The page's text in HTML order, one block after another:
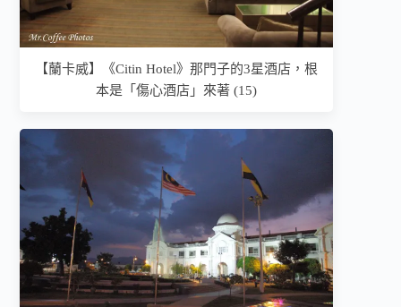
【蘭卡威】《Citin Hotel》那門子的3星酒店，根
本是「傷心酒店」來著 (15)